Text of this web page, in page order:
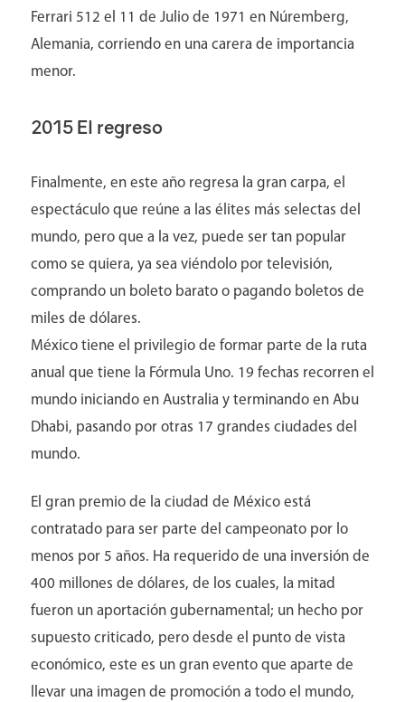
Ferrari 512 el 11 de Julio de 1971 en Núremberg,
Alemania, corriendo en una carera de importancia
menor.
2015 El regreso
Finalmente, en este año regresa la gran carpa, el
espectáculo que reúne a las élites más selectas del
mundo, pero que a la vez, puede ser tan popular
como se quiera, ya sea viéndolo por televisión,
comprando un boleto barato o pagando boletos de
miles de dólares.
México tiene el privilegio de formar parte de la ruta
anual que tiene la Fórmula Uno. 19 fechas recorren el
mundo iniciando en Australia y terminando en Abu
Dhabi, pasando por otras 17 grandes ciudades del
mundo.
El gran premio de la ciudad de México está
contratado para ser parte del campeonato por lo
menos por 5 años. Ha requerido de una inversión de
400 millones de dólares, de los cuales, la mitad
fueron un aportación gubernamental; un hecho por
supuesto criticado, pero desde el punto de vista
económico, este es un gran evento que aparte de
llevar una imagen de promoción a todo el mundo,